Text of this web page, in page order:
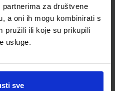
za društvene
a oni ih mogu kombinirati s
pružili ili koje su prikupili
usluge.
sve
iz informatike za 1. razred